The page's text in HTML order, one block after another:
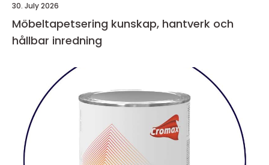
30. July 2026
Möbeltapetsering kunskap, hantverk och
hållbar inredning